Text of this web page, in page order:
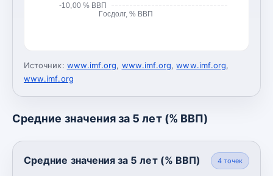
-10,00 % ВВП
Госдолг, % ВВП
Источник: www.imf.org, www.imf.org,www.imf.org,
www.imf.org
Средние значения за 5 лет (% ВВП)
Средние значения за 5 лет (% ВВП) 4точек